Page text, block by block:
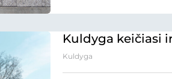
Kuldyga keičiasi
Kuldyga